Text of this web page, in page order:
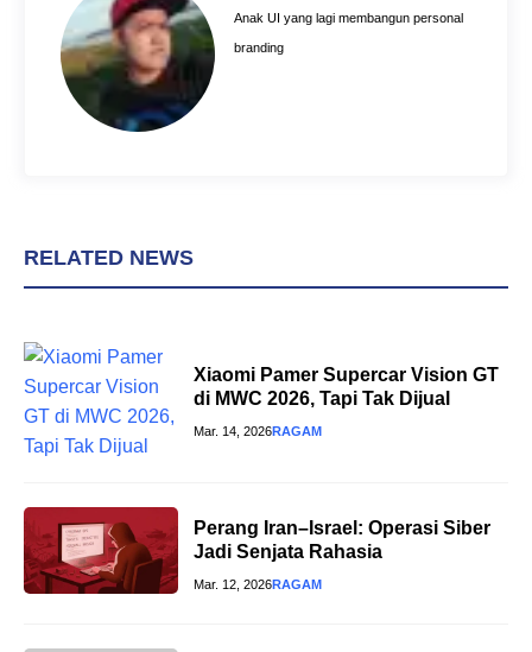
k
e
s
t
p
Anak UI yang lagi membangun personal
branding
RELATED NEWS
Xiaomi Pamer Supercar Vision GT
di MWC 2026, Tapi Tak Dijual
Mar. 14, 2026RAGAM
Perang Iran–Israel: Operasi Siber
Jadi Senjata Rahasia
Mar. 12, 2026RAGAM